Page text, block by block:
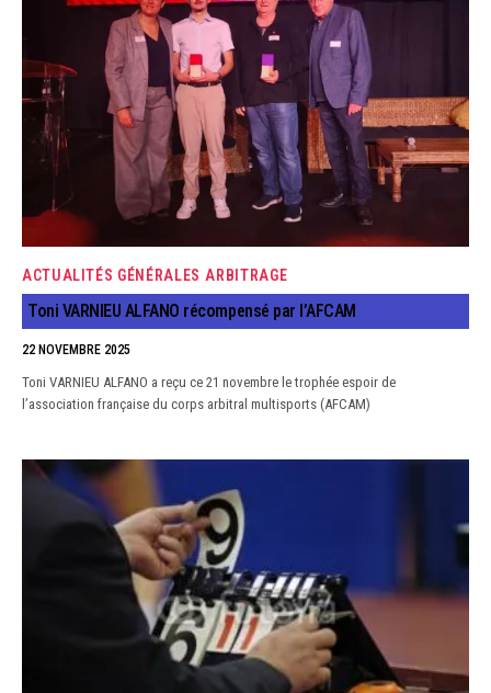
ACTUALITÉS GÉNÉRALES ARBITRAGE
Toni VARNIEU ALFANO récompensé par l’AFCAM
22 NOVEMBRE 2025
Toni VARNIEU ALFANO a reçu ce 21 novembre le trophée espoir de
l’association française du corps arbitral multisports (AFCAM)